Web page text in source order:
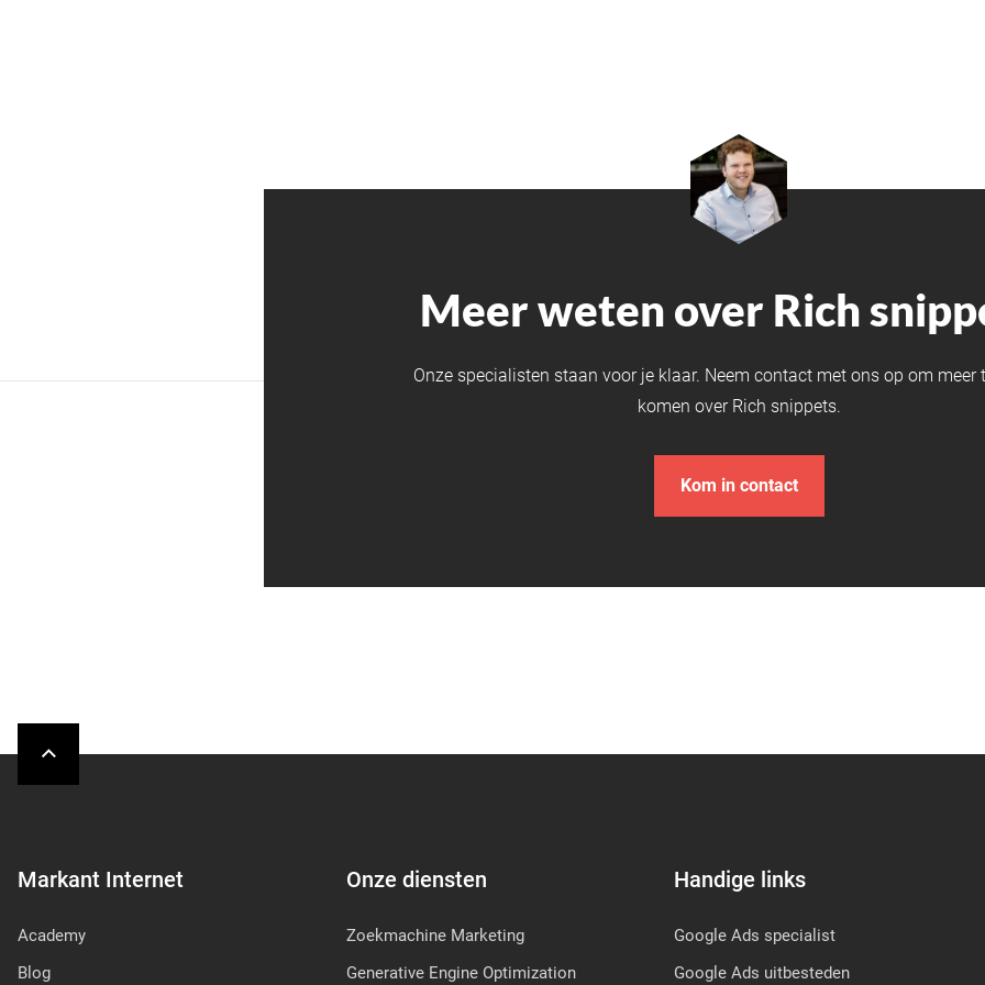
Meer weten over Rich
Onze specialisten staan voor je klaar. Neem contact met ons op om meer
komen over Rich snippets.
Kom in contact
Markant Internet
Academy
Blog
Onze diensten
Zoekmachine Marketing
Generative Engine Optimization
Handige links
Google Ads specialist
Google Ads uitbesteden